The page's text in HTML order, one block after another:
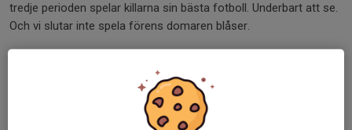
tredje perioden spelar killarna sin bästa fotboll. Underbart att se.
Och vi slutar inte spela förens domaren blåser.
spela. Hög och kollektiv press i form av man mot man, vid
tappad boll - direkt återerövring av bollen, högt bollinnehav,
passningsspel och har vi ingen att passa direkt så spelar vi på